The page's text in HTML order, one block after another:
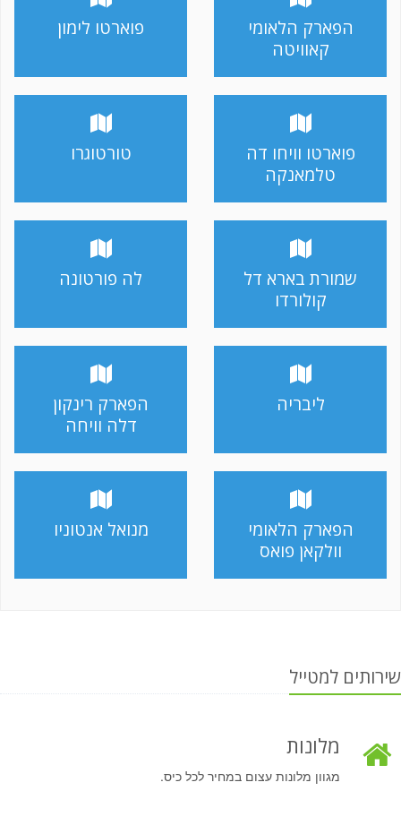
הפארק הלאומי
קאוויטה
פוארטו לימון
פוארטו וויחו דה
טלמאנקה
טורטוגרו
שמורת בארא דל
קולורדו
לה פורטונה
ליבריה
הפארק רינקון
דלה וויחה
הפארק הלאומי
וולקאן פואס
מנואל אנטוניו
שירותים למטייל
מלונות
מגוון מלונות עצום במחיר לכל כיס.